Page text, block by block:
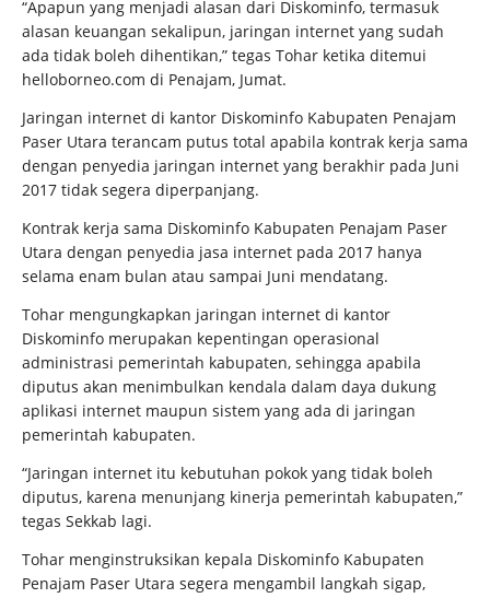
“Apapun yang menjadi alasan dari Diskominfo, termasuk
alasan keuangan sekalipun, jaringan internet yang sudah
ada tidak boleh dihentikan,” tegas Tohar ketika ditemui
helloborneo.com di Penajam, Jumat.
Jaringan internet di kantor Diskominfo Kabupaten Penajam
Paser Utara terancam putus total apabila kontrak kerja sama
dengan penyedia jaringan internet yang berakhir pada Juni
2017 tidak segera diperpanjang.
Kontrak kerja sama Diskominfo Kabupaten Penajam Paser
Utara dengan penyedia jasa internet pada 2017 hanya
selama enam bulan atau sampai Juni mendatang.
Tohar mengungkapkan jaringan internet di kantor
Diskominfo merupakan kepentingan operasional
administrasi pemerintah kabupaten, sehingga apabila
diputus akan menimbulkan kendala dalam daya dukung
aplikasi internet maupun sistem yang ada di jaringan
pemerintah kabupaten.
“Jaringan internet itu kebutuhan pokok yang tidak boleh
diputus, karena menunjang kinerja pemerintah kabupaten,”
tegas Sekkab lagi.
Tohar menginstruksikan kepala Diskominfo Kabupaten
Penajam Paser Utara segera mengambil langkah sigap,